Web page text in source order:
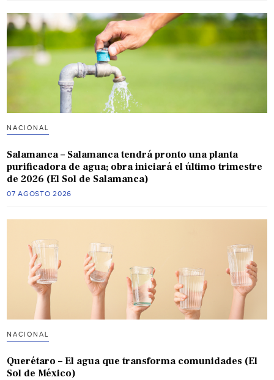
NACIONAL
Salamanca – Salamanca tendrá pronto una planta
purificadora de agua; obra iniciará el último trimestre
de 2026 (El Sol de Salamanca)
07 AGOSTO 2026
NACIONAL
Querétaro – El agua que transforma comunidades (El
Sol de México)